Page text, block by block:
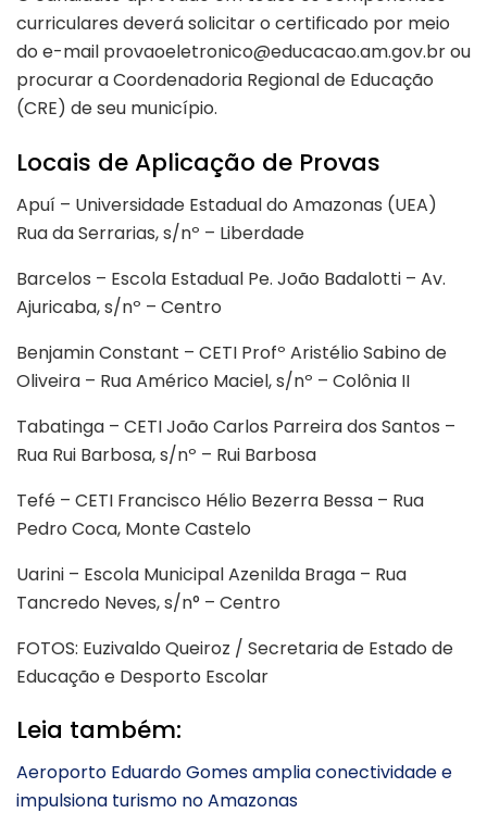
curriculares deverá solicitar o certificado por meio
do e-mail provaoeletronico@educacao.am.gov.br ou
procurar a Coordenadoria Regional de Educação
(CRE) de seu município.
Locais de Aplicação de Provas
Apuí – Universidade Estadual do Amazonas (UEA)
Rua da Serrarias, s/nº – Liberdade
Barcelos – Escola Estadual Pe. João Badalotti – Av.
Ajuricaba, s/nº – Centro
Benjamin Constant – CETI Profº Aristélio Sabino de
Oliveira – Rua Américo Maciel, s/nº – Colônia II
Tabatinga – CETI João Carlos Parreira dos Santos –
Rua Rui Barbosa, s/nº – Rui Barbosa
Tefé – CETI Francisco Hélio Bezerra Bessa – Rua
Pedro Coca, Monte Castelo
Uarini – Escola Municipal Azenilda Braga – Rua
Tancredo Neves, s/n° – Centro
FOTOS: Euzivaldo Queiroz / Secretaria de Estado de
Educação e Desporto Escolar
Leia também:
Aeroporto Eduardo Gomes amplia conectividade e
impulsiona turismo no Amazonas